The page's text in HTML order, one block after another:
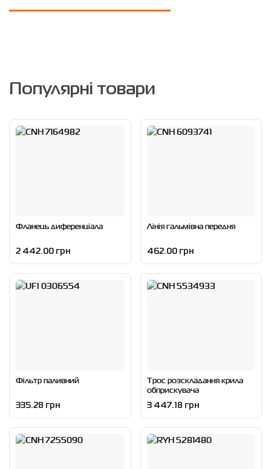
Популярні товари
Фланець диференціала
2 442.00 грн
Лінія гальмівна передня
462.00 грн
Фільтр паливний
335.28 грн
Трос розскладання крила
обприскувача
3 447.18 грн